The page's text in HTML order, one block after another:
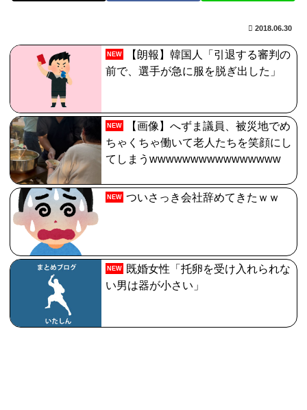
2018.06.30
NEW
【朗報】韓国人「引退する審判の
前で、選手が急に服を脱ぎ出した」
NEW
【画像】へずま議員、被災地でめ
ちゃくちゃ働いて老人たちを笑顔にし
てしまうwwwwwwwwwwwwwwww
NEW ついさっき会社辞めてきたｗｗ
NEW
既婚女性「托卵を受け入れられな
い男は器が小さい」